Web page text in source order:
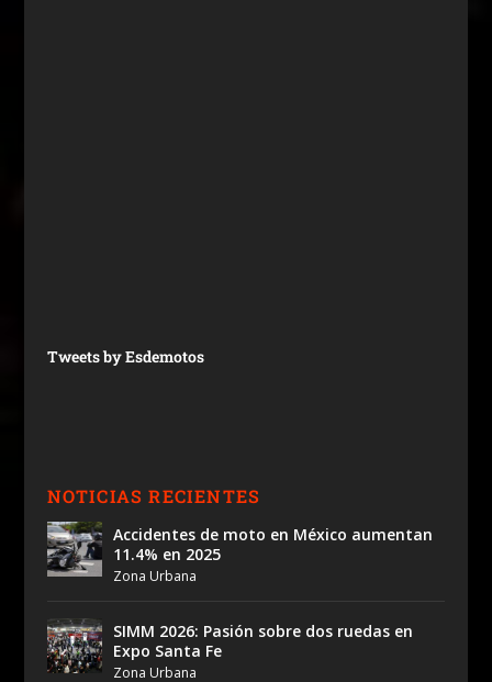
Tweets by Esdemotos
NOTICIAS RECIENTES
Accidentes de moto en México aumentan
11.4% en 2025
Zona Urbana
SIMM 2026: Pasión sobre dos ruedas en
Expo Santa Fe
Zona Urbana